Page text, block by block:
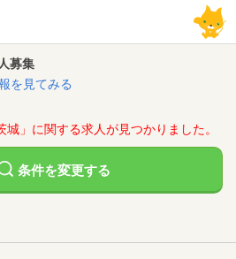
募集
を見てみる
」に関する求人が見つかりました。
条件を変更する